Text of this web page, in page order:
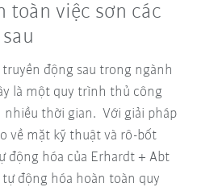
toàn việc sơn các
động sau trong ngành
là một quy trình thủ công
nhiều thời gian. Với giải pháp
về mặt kỹ thuật và rô-bốt
động hóa của Erhardt + Abt
động hóa hoàn toàn quy